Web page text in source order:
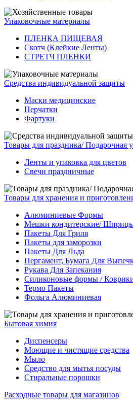
Упаковочные материалы
ПЛЕНКА ПИЩЕВАЯ
Скотч (Клейкие Ленты)
СТРЕТЧ ПЛЕНКИ
Средства индивидуальной защиты
Маски медицинские
Перчатки
Фартуки
Товары для праздника/ Подарочная
Ленты и упаковка для цветов
Свечи праздничные
Товары для хранения и
Алюминиевые Формы
Мешки кондитерские/
Пакеты Для Гриля
Пакеты для заморозки
Пакеты Для Льда
Пергамент, Бумага Для
Рукава Для Запекания
Силиконовые формы /
Термо Пакеты
Фольга Алюминиевая
Бытовая химия
Диспенсеры
Моющие и чистящие средства
Мыло
Средство для мытья посуды
Стиральные порошки
Расходные товары для магазинов